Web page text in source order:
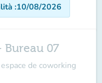
:10/08/2026
Bureau 07
de coworking